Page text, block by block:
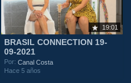
19:01
BRASIL CONNECTION 19-
09-2021
Por:Canal Costa
Hace 5 años